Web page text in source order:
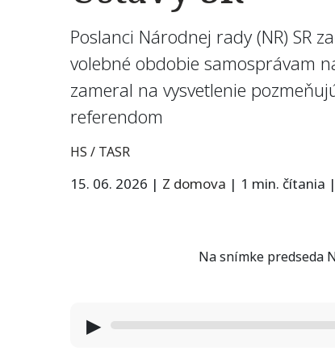
Poslanci Národnej rady (NR) SR
volebné obdobie samosprávam
zameral na vysvetlenie
referendom
HS / TASR
15. 06. 2026 | Z domova | 1 min. čítania |
Na snímke predseda
▶